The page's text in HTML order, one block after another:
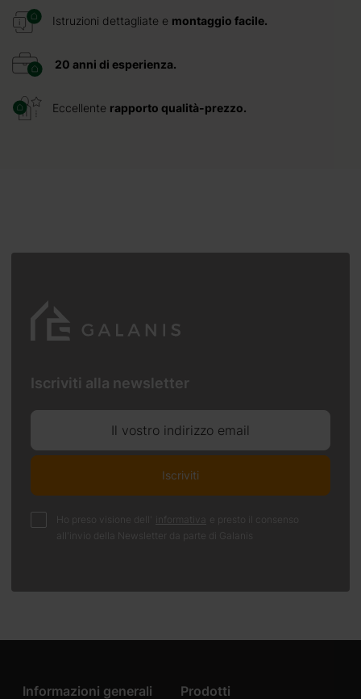
Istruzioni dettagliate e montaggio facile.
20 anni di esperienza.
Eccellente rapporto qualità-prezzo.
Iscriviti alla newsletter
Il vostro indirizzo email
Iscriviti
Ho preso visione dell' informativa
e presto il consenso
all'invio della Newsletter da parte di Galanis
Informazioni generali Prodotti